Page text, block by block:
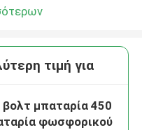
τιμή για
μπαταρία 450
φωσφορικού